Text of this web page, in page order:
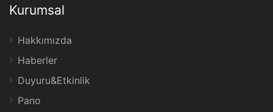
Kurumsal
Hakkımızda
Haberler
Duyuru&Etkinlik
Pano